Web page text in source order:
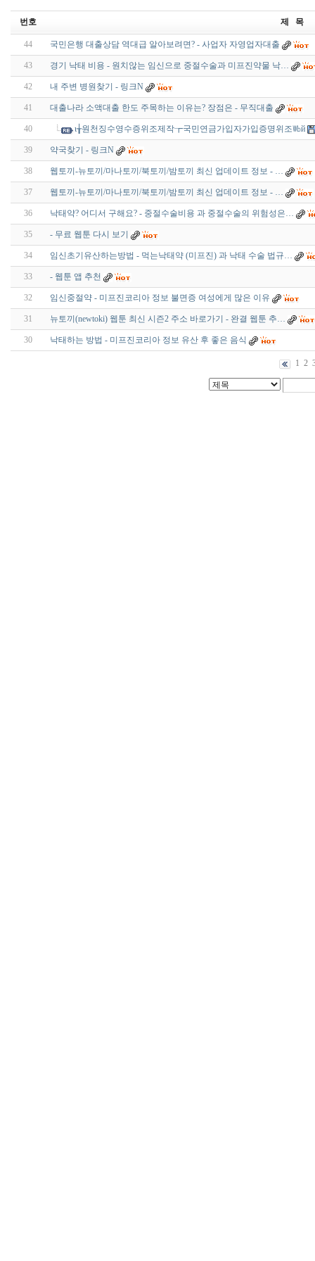
번호 제 목
44 국민은행 대출상담 역대급 알아보려면? - 사업자 자영업자대출
43 경기 낙태 비용 - 원치않는 임신으로 중절수술과 미프진약물 낙…
42 내 주변 병원찾기 - 링크N
41 대출나라 소액대출 한도 주목하는 이유는? 장점은 - 무직대출
40 ι╁원천징수영수증위조제작┲국민연금가입자가입증명위조㏝й
39 약국찾기 - 링크N
38 웹토끼-뉴토끼/마나토끼/북토끼/밤토끼 최신 업데이트 정보 - …
37 웹토끼-뉴토끼/마나토끼/북토끼/밤토끼 최신 업데이트 정보 - …
36 낙태약? 어디서 구해요? - 중절수술비용 과 중절수술의 위험성은…
35 - 무료 웹툰 다시 보기
34 임신초기유산하는방법 - 먹는낙태약 (미프진) 과 낙태 수술 법규…
33 - 웹툰 앱 추천
32 임신중절약 - 미프진코리아 정보 불면증 여성에게 많은 이유
31 뉴토끼(newtoki) 웹툰 최신 시즌2 주소 바로가기 - 완결 웹툰 추…
30 낙태하는 방법 - 미프진코리아 정보 유산 후 좋은 음식
1 2